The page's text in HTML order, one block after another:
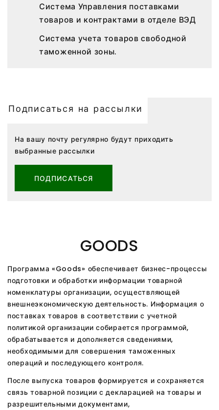
Система Управления поставками
товаров и контрактами в отделе ВЭД
Система учета товаров свободной
таможенной зоны.
Подписаться на рассылки
На вашу почту регулярно будут приходить
выбранные рассылки
ПОДПИСАТЬСЯ
GOODS
Программа «Goods» обеспечивает бизнес-процессы
подготовки и обработки информации товарной
номенклатуры организации, осуществляющей
внешнеэкономическую деятельность. Информация о
поставках товаров в соответствии с учетной
политикой организации собирается программой,
обрабатывается и дополняется сведениями,
необходимыми для совершения таможенных
операций и последующего контроля.
После выпуска товаров формируется и сохраняется
связь товарной позиции с декларацией на товары и
разрешительными документами,